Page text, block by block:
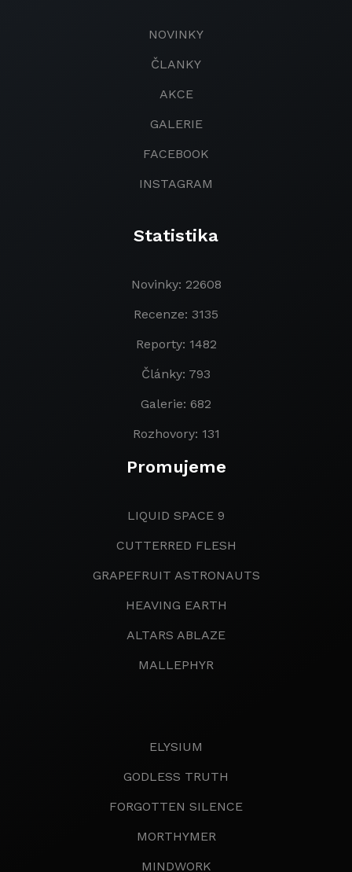
NOVINKY
ČLANKY
AKCE
GALERIE
FACEBOOK
INSTAGRAM
Statistika
Novinky: 22608
Recenze: 3135
Reporty: 1482
Články: 793
Galerie: 682
Rozhovory: 131
Promujeme
LIQUID SPACE 9
CUTTERRED FLESH
GRAPEFRUIT ASTRONAUTS
HEAVING EARTH
ALTARS ABLAZE
MALLEPHYR
ELYSIUM
GODLESS TRUTH
FORGOTTEN SILENCE
MORTHYMER
MINDWORK